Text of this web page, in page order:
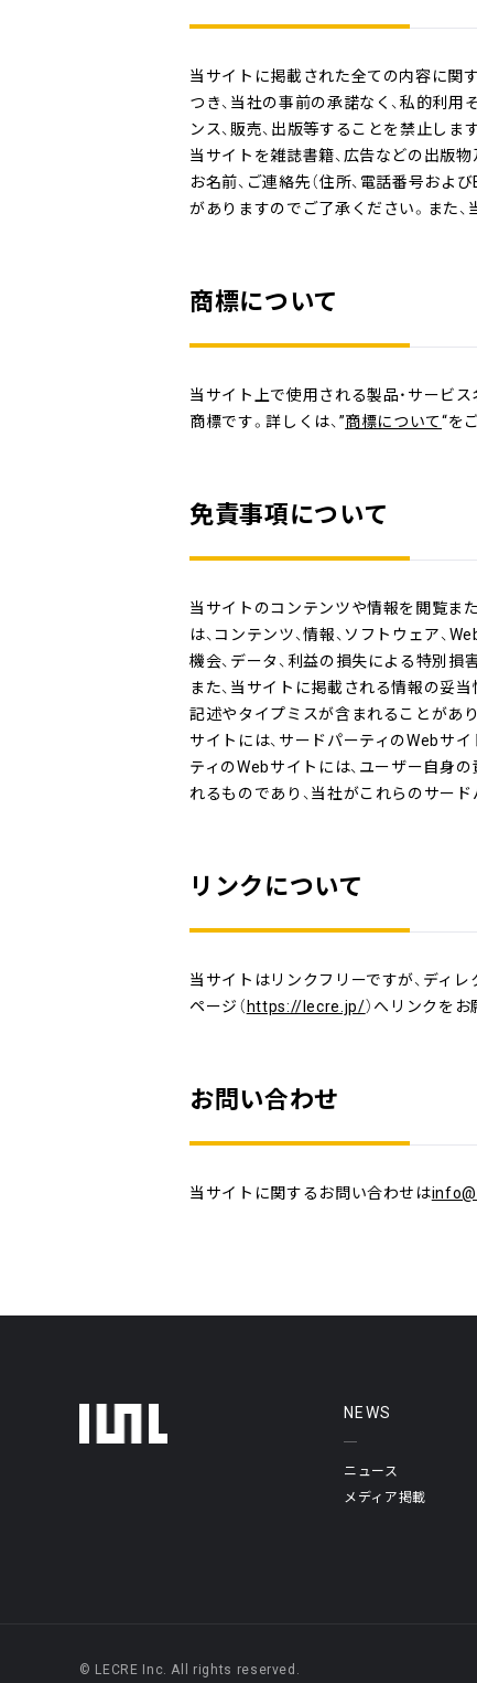
当サイトに掲載された全ての内容に関
つき、当社の事前の承諾なく、私的利用
ンス、販売、出版等することを禁止します
当サイトを雑誌書籍、広告などの出版
お名前、ご連絡先（住所、電話番号およ
がありますのでご了承ください。また
商標について
当サイト上で使用される製品・サービ
商標です。詳しくは、”商標について“を
免責事項について
当サイトのコンテンツや情報を閲覧ま
は、コンテンツ、情報、ソフトウェア
機会、データ、利益の損失による特別
また、当サイトに掲載される情報の妥
記述やタイプミスが含まれることがあ
サイトには、サードパーティのWebサ
ティのWebサイトには、ユーザー自身
れるものであり、当社がこれらのサー
リンクについて
当サイトはリンクフリーですが、ディ
ページ（https://lecre.jp/）へリンクをお
お問い合わせ
当サイトに関するお問い合わせは
フッターメニュー NEWS
ニュース
メディア掲載
© LECRE Inc. All rights reserved.